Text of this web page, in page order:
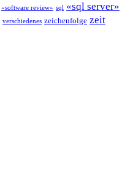
«software review» sql «sql server»
verschiedenes zeichenfolge zeit